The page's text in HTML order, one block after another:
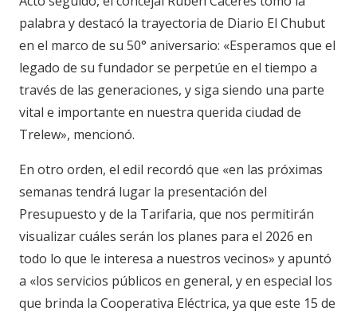
palabra y destacó la trayectoria de Diario El Chubut
en el marco de su 50° aniversario: «Esperamos que el
legado de su fundador se perpetúe en el tiempo a
través de las generaciones, y siga siendo una parte
vital e importante en nuestra querida ciudad de
Trelew», mencionó.
En otro orden, el edil recordó que «en las próximas
semanas tendrá lugar la presentación del
Presupuesto y de la Tarifaria, que nos permitirán
visualizar cuáles serán los planes para el 2026 en
todo lo que le interesa a nuestros vecinos» y apuntó
a «los servicios públicos en general, y en especial los
que brinda la Cooperativa Eléctrica, ya que este 15 de